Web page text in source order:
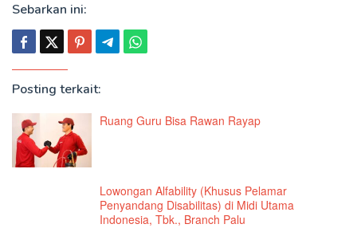
Sebarkan ini:
Posting terkait:
Ruang Guru Bisa Rawan Rayap
Lowongan Alfability (Khusus Pelamar
Penyandang Disabilitas) di Midi Utama
Indonesia, Tbk., Branch Palu